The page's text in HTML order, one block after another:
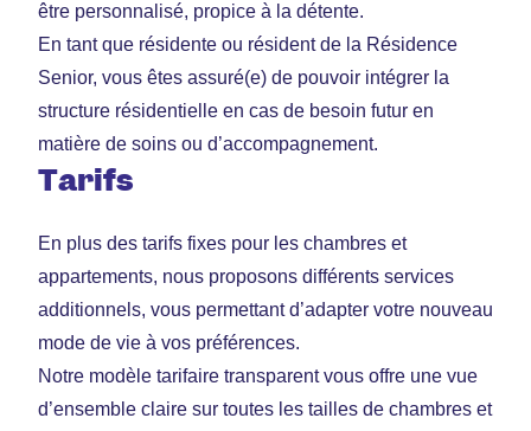
être personnalisé, propice à la détente.
En tant que résidente ou résident de la Résidence
Senior, vous êtes assuré(e) de pouvoir intégrer la
structure résidentielle en cas de besoin futur en
matière de soins ou d’accompagnement.
Tarifs
En plus des tarifs fixes pour les chambres et
appartements, nous proposons différents services
additionnels, vous permettant d’adapter votre nouveau
mode de vie à vos préférences.
Notre modèle tarifaire transparent vous offre une vue
d’ensemble claire sur toutes les tailles de chambres et